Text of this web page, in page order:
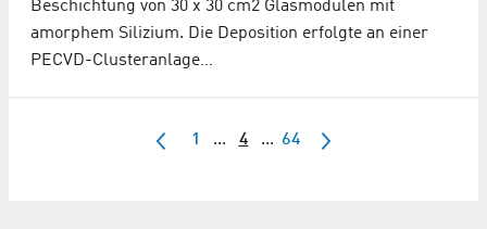
Beschichtung von 30 x 30 cm2 Glasmodulen mit
amorphem Silizium. Die Deposition erfolgte an einer
PECVD-Clusteranlage…
1 ... 4 ... 64